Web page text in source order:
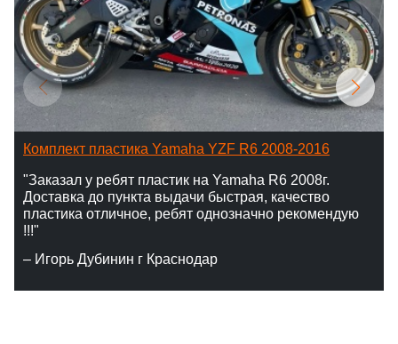
Комплект пластика Yamaha YZF R6 2008-2016
"Заказал у ребят пластик на Yamaha R6 2008г.
Доставка до пункта выдачи быстрая, качество
пластика отличное, ребят однозначно рекомендую
!!!"
– Игорь Дубинин г Краснодар